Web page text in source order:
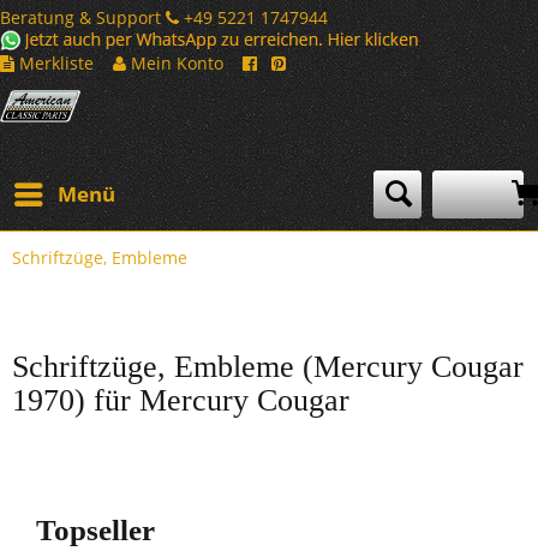
Beratung & Support
+49 5221 1747944
Merkliste
Mein Konto
Menü
Schriftzüge, Embleme
Schriftzüge, Embleme (Mercury Cougar
1970) für Mercury Cougar
Topseller